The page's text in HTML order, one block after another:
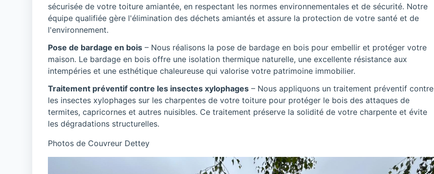
sécurisée de votre toiture amiantée, en respectant les normes environnementales et de sécurité. Notre
équipe qualifiée gère l'élimination des déchets amiantés et assure la protection de votre santé et de
l'environnement.
Pose de bardage en bois– Nous réalisons la pose de bardage en bois pour embellir et protéger votre
maison. Le bardage en bois offre une isolation thermique naturelle, une excellente résistance aux
intempéries et une esthétique chaleureuse qui valorise votre patrimoine immobilier.
Traitement préventif contre les insectes xylophages– Nous appliquons un traitement préventif contre
les insectes xylophages sur les charpentes de votre toiture pour protéger le bois des attaques de
termites, capricornes et autres nuisibles. Ce traitement préserve la solidité de votre charpente et évite
les dégradations structurelles.
Photos de Couvreur Dettey